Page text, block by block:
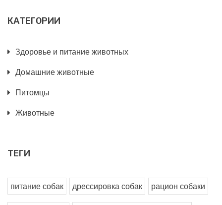
КАТЕГОРИИ
Здоровье и питание животных
Домашние животные
Питомцы
Животные
ТЕГИ
питание собак дрессировка собак рацион собаки